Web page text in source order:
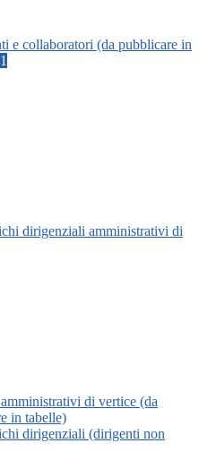
e collaboratori (da pubblicare in
dirigenziali amministrativi di
di vertice (da
in tabelle)
dirigenziali (dirigenti non